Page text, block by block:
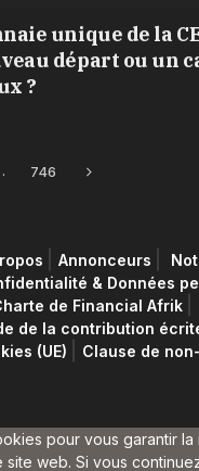
unique de la
départ ou un
?
746 Next
Annonceurs
& Données
de Financial Afrik
de la contribution
(UE)
Clause de
pour vous garantir la
web. Si vous